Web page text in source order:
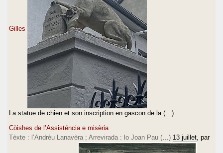
Gilles
La statue de chien et son inscription en gascon de la (…)
Còishes de l’Assisténcia e misèria
Tèxte : l’Andrèu Lanavèra ; Arrevirada : lo Joan Pau (…) 13 juillet , par